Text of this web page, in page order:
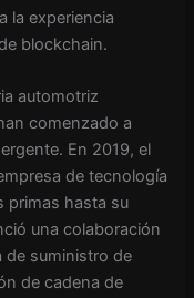
la experiencia
blockchain.
automotriz
comenzado a
En 2019, el
de tecnología
primas hasta su
una colaboración
de suministro de
de cadena de